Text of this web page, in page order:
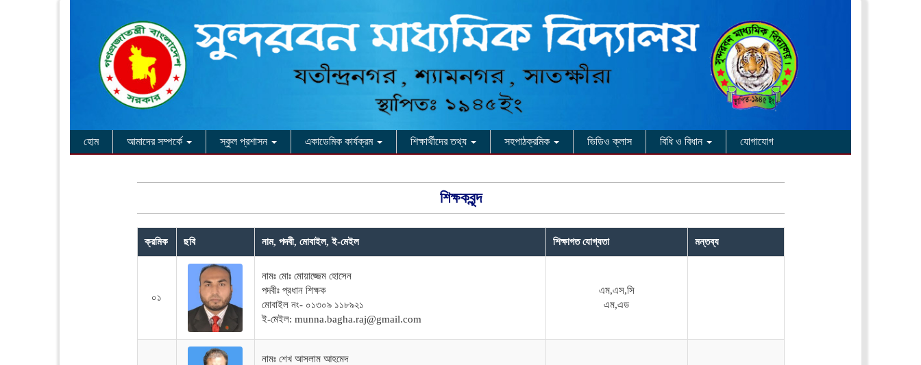
হোম আমাদের সম্পর্কে স্কুল প্রশাসন একাডেমিক কার্যক্রম শিক্ষার্থীদের তথ্য সহপাঠক্রমিক ভিডিও ক্লাস বিধি ও বিধান যোগাযোগ
শিক্ষকবৃন্দ
ক্রমিক ছবি নাম, পদবী, মোবাইল, ই-মেইল শিক্ষাগত যোগ্যতা মন্তব্য
০১
নামঃ মোঃ মোয়াজ্জেম হোসেন
পদবীঃ প্রধান শিক্ষক
মোবাইল নং- ০১৩০৯ ১১৮৯২১
ই-মেইল: munna.bagha.raj@gmail.com
এম,এস,সি
এম,এড
নামঃ শেখ আসলাম আহমেদ